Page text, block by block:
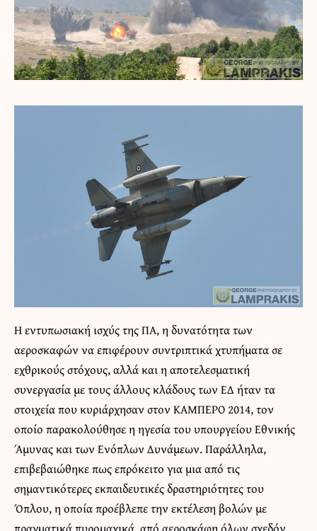
Η εντυπωσιακή ισχύς της ΠΑ, η δυνατότητα των
αεροσκαφών να επιφέρουν συντριπτικά χτυπήματα σε
εχθρικούς στόχους, αλλά και η αποτελεσματική
συνεργασία με τους άλλους κλάδους των ΕΔ ήταν τα
στοιχεία που κυριάρχησαν στον ΚΑΜΠΕΡΟ 2014, τον
οποίο παρακολούθησε η ηγεσία του υπουργείου Εθνικής
Άμυνας και των Ενόπλων Δυνάμεων. Παράλληλα,
επιβεβαιώθηκε πως επρόκειτο για μια από τις
σημαντικότερες εκπαιδευτικές δραστηριότητες του
Όπλου, η οποία προέβλεπε την εκτέλεση βολών με